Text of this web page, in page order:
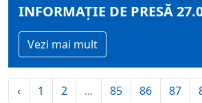
INFORMAŢIE DE PRESĂ
Vezi mai mult
‹ 1 2 ... 85 86 87